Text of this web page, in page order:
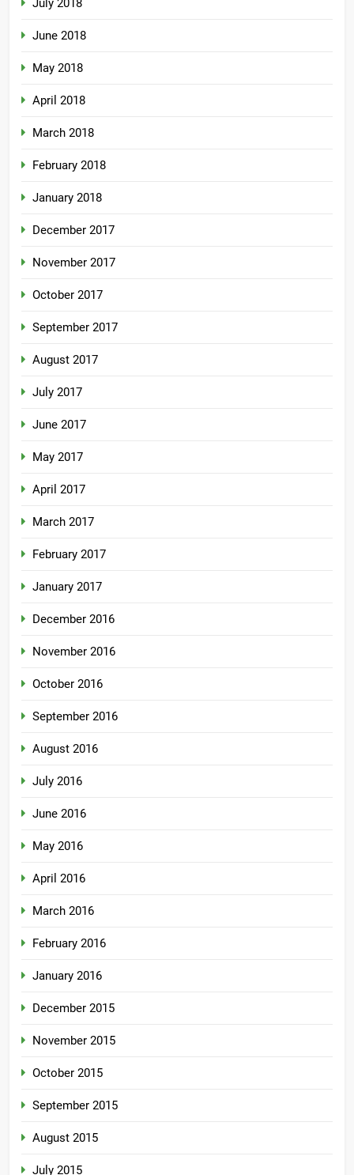
July 2018
June 2018
May 2018
April 2018
March 2018
February 2018
January 2018
December 2017
November 2017
October 2017
September 2017
August 2017
July 2017
June 2017
May 2017
April 2017
March 2017
February 2017
January 2017
December 2016
November 2016
October 2016
September 2016
August 2016
July 2016
June 2016
May 2016
April 2016
March 2016
February 2016
January 2016
December 2015
November 2015
October 2015
September 2015
August 2015
July 2015